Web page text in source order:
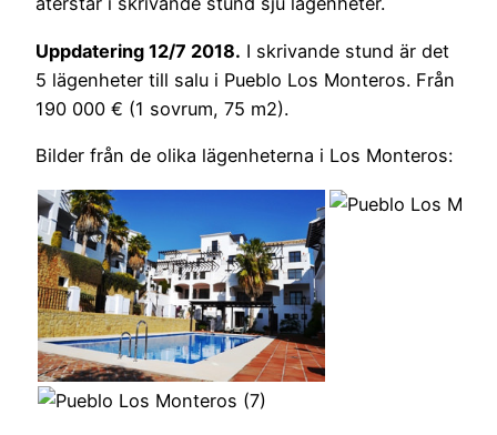
Uppdatering 12/7 2018. I skrivande stund är det
5 lägenheter till salu i Pueblo Los Monteros. Från
190 000 € (1 sovrum, 75 m2).
Bilder från de olika lägenheterna i Los Monteros: